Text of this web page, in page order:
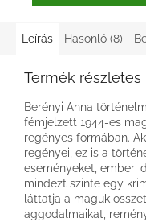
Leírás Hasonló (8)
Termék részletes
Berényi Anna
fémjelzett 1944-es
regényes formában.
regényei, ez is a
eseményeket, emberi
mindezt szinte egy
láttatja a maguk
aggodalmaikat,